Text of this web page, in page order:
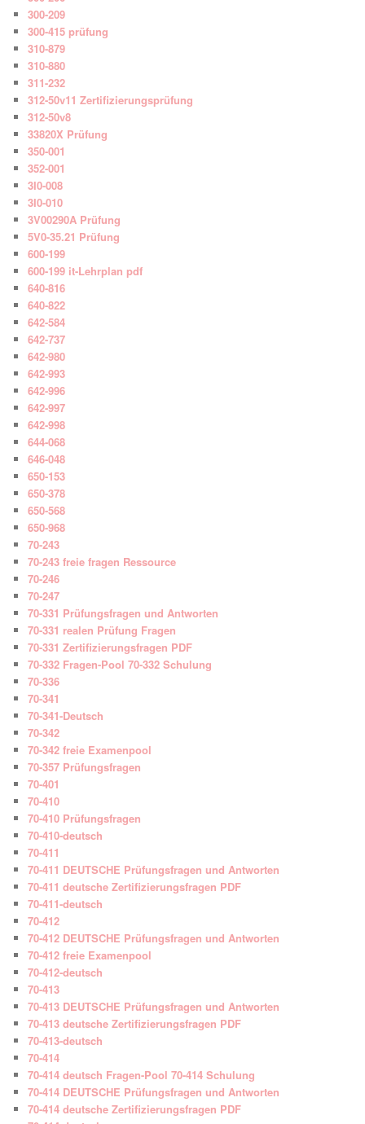
300-209
300-415 prüfung
310-879
310-880
311-232
312-50v11 Zertifizierungsprüfung
312-50v8
33820X Prüfung
350-001
352-001
3I0-008
3I0-010
3V00290A Prüfung
5V0-35.21 Prüfung
600-199
600-199 it-Lehrplan pdf
640-816
640-822
642-584
642-737
642-980
642-993
642-996
642-997
642-998
644-068
646-048
650-153
650-378
650-568
650-968
70-243
70-243 freie fragen Ressource
70-246
70-247
70-331 Prüfungsfragen und Antworten
70-331 realen Prüfung Fragen
70-331 Zertifizierungsfragen PDF
70-332 Fragen-Pool 70-332 Schulung
70-336
70-341
70-341-Deutsch
70-342
70-342 freie Examenpool
70-357 Prüfungsfragen
70-401
70-410
70-410 Prüfungsfragen
70-410-deutsch
70-411
70-411 DEUTSCHE Prüfungsfragen und Antworten
70-411 deutsche Zertifizierungsfragen PDF
70-411-deutsch
70-412
70-412 DEUTSCHE Prüfungsfragen und Antworten
70-412 freie Examenpool
70-412-deutsch
70-413
70-413 DEUTSCHE Prüfungsfragen und Antworten
70-413 deutsche Zertifizierungsfragen PDF
70-413-deutsch
70-414
70-414 deutsch Fragen-Pool 70-414 Schulung
70-414 DEUTSCHE Prüfungsfragen und Antworten
70-414 deutsche Zertifizierungsfragen PDF